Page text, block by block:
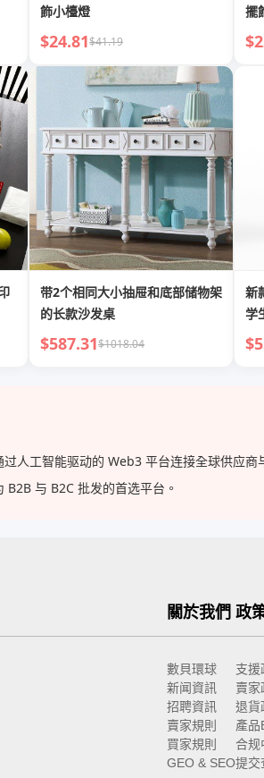
飾小檯燈
$24.81$41.19
擺
带2个相同大小抽屉和底部储物架
的长款沙发桌
$587.31$1018.04
新
学
于
人工智能驱动的 Web3 平台连接全球供应
与 B2C 批发的首选平台。
關於我們
數貝環球
新闻資訊
招聘資訊
賣家規則
買家規則
GEO & SEO
政
支援
賣家
退貨
產品
合规
提交